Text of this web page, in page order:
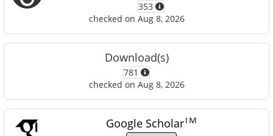
353
checked on Aug 8, 2026
Download(s)
781
checked on Aug 8, 2026
Google ScholarTM